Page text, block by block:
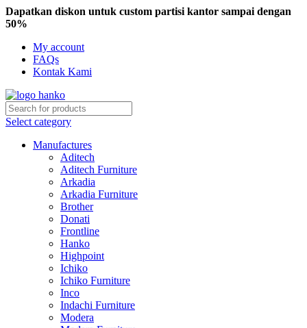
Dapatkan diskon untuk custom partisi kantor sampai dengan
50%
My account
FAQs
Kontak Kami
Select category
Manufactures
Aditech
Aditech Furniture
Arkadia
Arkadia Furniture
Brother
Donati
Frontline
Hanko
Highpoint
Ichiko
Ichiko Furniture
Inco
Indachi Furniture
Modera